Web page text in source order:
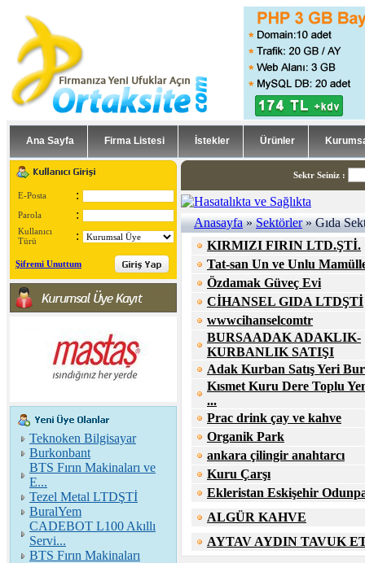
Ana Sayfa Firma Listesi İstekler Ürünler
E-Posta :
Parola :
Kullanıcı
Türü
:
Şifremi Unuttum
Teknoken Bilgisayar
Burkonbant
BTS Fırın Makinaları ve
E...
Tezel Metal LTDŞTİ
BuralYem
CADEBOT L100 Akıllı
Servi...
BTS Fırın Makinaları
Sektr Seiniz :
Anasayfa»Sektörler» Gıda
KIRMIZI FIRIN LTD.ŞTİ.
Tat-san Un ve Unlu
Özdamak Güveç Evi
CİHANSEL GIDA LTDŞTİ
wwwcihanselcomtr
BURSAADAK ADAKLIK-
KURBANLIK SATIŞI
Adak Kurban Satış Yeri
Kısmet Kuru Dere Toplu
...
Prac drink çay ve kahve
Organik Park
ankara çilingir anahtarcı
Kuru Çarşı
Ekleristan Eskişehir
ALGÜR KAHVE
AYTAV AYDIN TAVUK